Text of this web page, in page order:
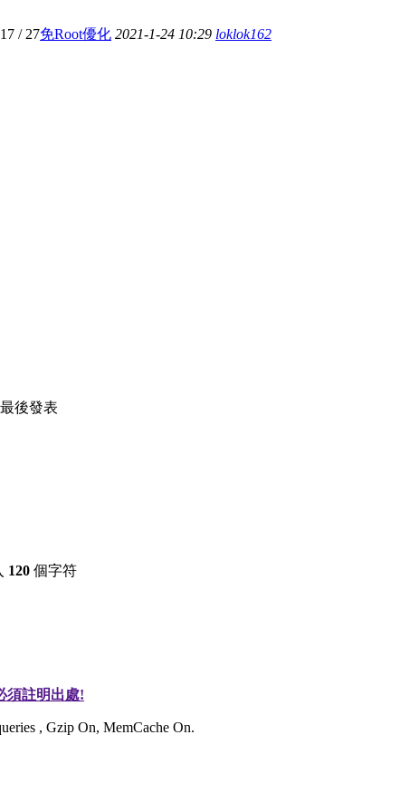
17 / 27免Root優化 2021-1-24 10:29 loklok162
最後發表
120 個字符
須註明出處!
, Gzip On, MemCache On.